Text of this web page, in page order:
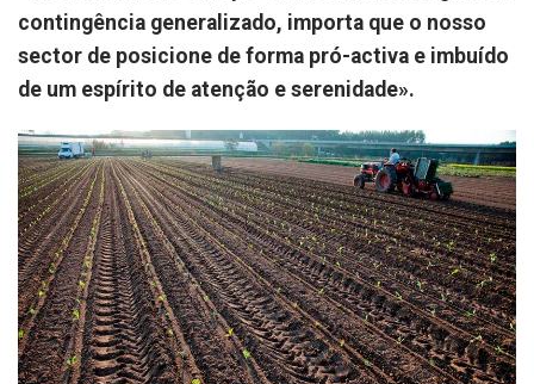
contingência generalizado, importa que o nosso
sector de posicione de forma pró-activa e imbuído
de um espírito de atenção e serenidade».